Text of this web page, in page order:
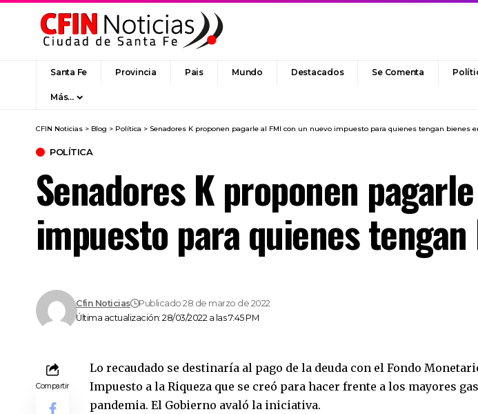
Santa Fe Provincia Pais Mundo Destacados Se Comenta
Más…
CFIN Noticias > Blog > Política > Senadores K proponen pagarle al FMI con un nuevo impuesto para quienes tengan bienes
POLÍTICA
Senadores K proponen
impuesto para quienes
Última actualización: 28/03/2022 a las 7:45 PM
Cfin Noticias Publicado 28 de marzo de 2022
Compartir
Lo recaudado se destinaría al pago de la deuda con el Fondo
Impuesto a la Riqueza que se creó para hacer frente a los mayores
pandemia. El Gobierno avaló la iniciativa.